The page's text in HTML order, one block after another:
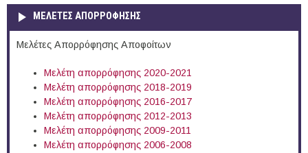
ΜΕΛΕΤΕΣ ΑΠΟΡΡΟΦΗΣΗΣ
Μελέτες Απορρόφησης Αποφοίτων
Μελέτη απορρόφησης 2020-2021
Μελέτη απορρόφησης 2018-2019
Μελέτη απορρόφησης 2016-2017
Μελέτη απορρόφησης 2012-2013
Μελέτη απορρόφησης 2009-2011
Μελέτη απορρόφησης 2006-2008